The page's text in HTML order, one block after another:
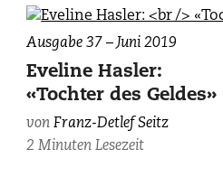
/
Libella.
Ausgabe 37 – Juni 2019
Eveline Hasler:
«Tochter des Geldes»
vonFranz-Detlef Seitz
2 Minuten Lesezeit